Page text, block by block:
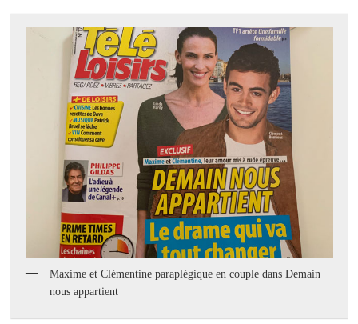
Maxime et Clémentine paraplégique en couple dans Demain
nous appartient